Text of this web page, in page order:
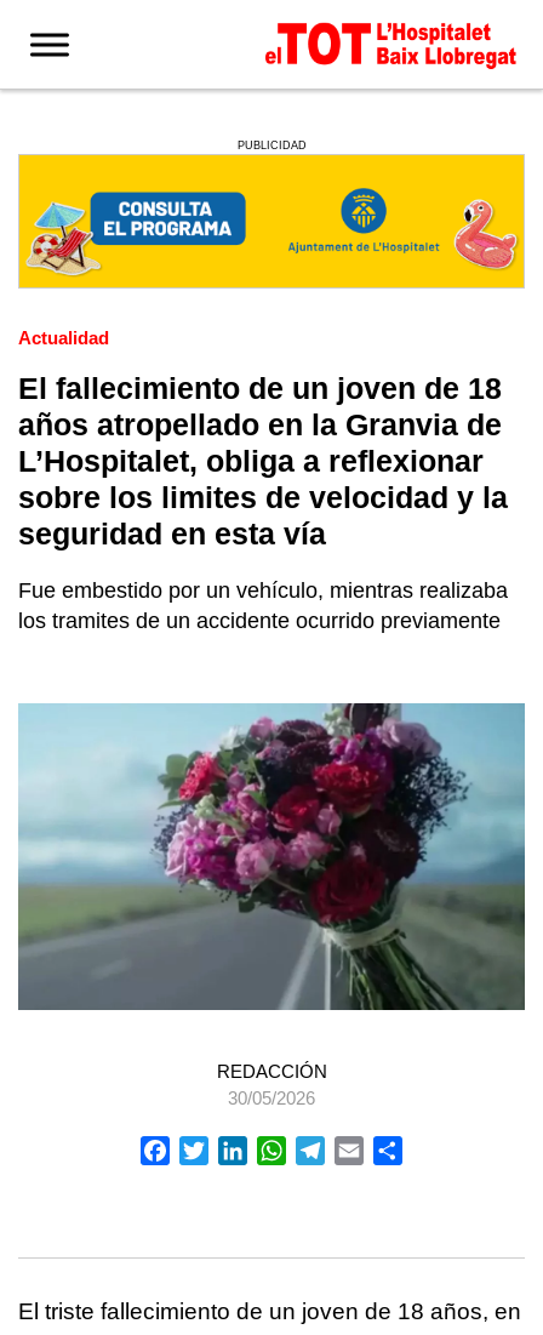
PUBLICIDAD
Actualidad
El fallecimiento de un joven de 18
años atropellado en la Granvia de
L’Hospitalet, obliga a reflexionar
sobre los limites de velocidad y la
seguridad en esta vía
Fue embestido por un vehículo, mientras realizaba
los tramites de un accidente ocurrido previamente
REDACCIÓN
30/05/2026
FacebookTwitterLinkedInWhatsApp
Telegram
Email
El triste fallecimiento de un joven de 18 años, en